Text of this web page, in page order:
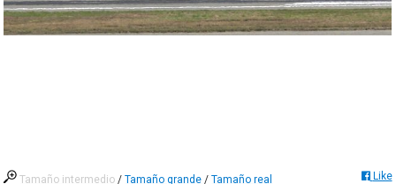
Tamaño intermedio /Tamaño grande /Tamaño real Like